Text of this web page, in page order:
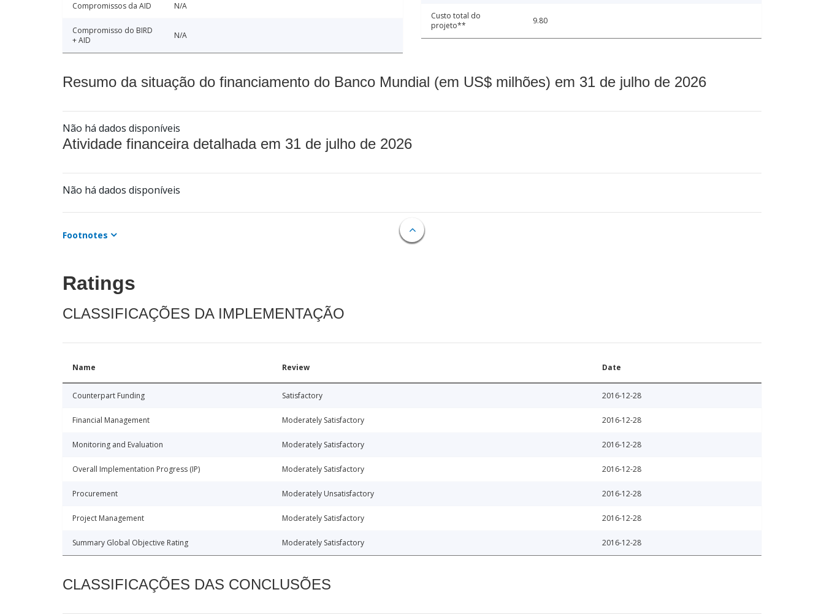
Compromissos da AID N/A
Compromisso do BIRD
+ AID
N/A
Custo total do
projeto**
9.80
Resumo da situação do financiamento do Banco Mundial (em US$ milhões) em 31 de julho de 2026
Não há dados disponíveis
Atividade financeira detalhada em 31 de julho de 2026
Não há dados disponíveis
Footnotes
Ratings
CLASSIFICAÇÕES DA IMPLEMENTAÇÃO
Name Review Date
Counterpart Funding Satisfactory 2016-12-28
Financial Management Moderately Satisfactory 2016-12-28
Monitoring and Evaluation Moderately Satisfactory 2016-12-28
Overall Implementation Progress (IP) Moderately Satisfactory 2016-12-28
Procurement Moderately Unsatisfactory 2016-12-28
Project Management Moderately Satisfactory 2016-12-28
Summary Global Objective Rating Moderately Satisfactory 2016-12-28
CLASSIFICAÇÕES DAS CONCLUSÕES